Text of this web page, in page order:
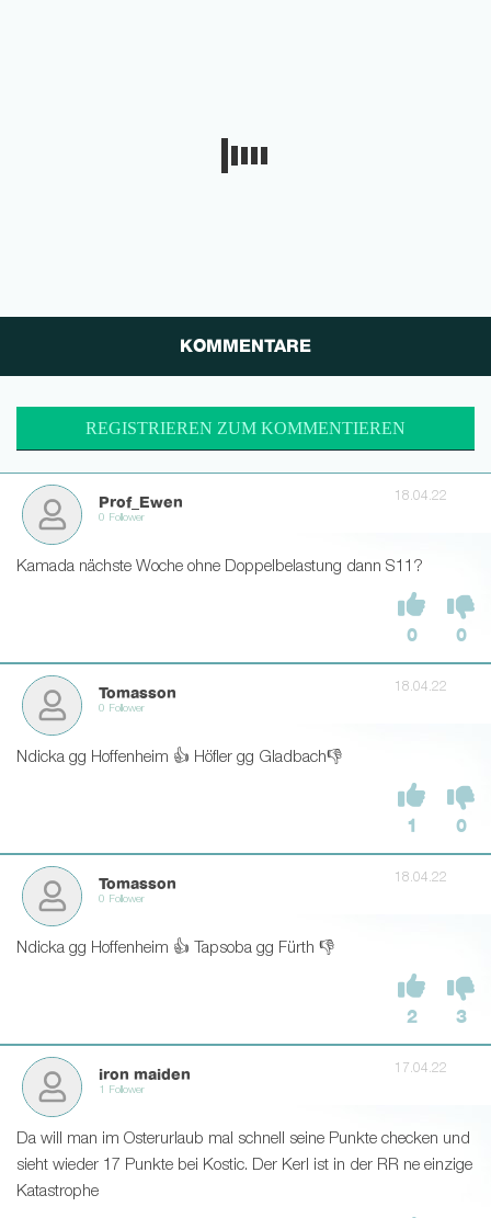
KOMMENTARE
REGISTRIEREN ZUM KOMMENTIEREN
Prof_Ewen
0 Follower
18.04.22
Kamada nächste Woche ohne Doppelbelastung dann S11?
0 0
Tomasson
0 Follower
18.04.22
Ndicka gg Hoffenheim 👍 Höfler gg Gladbach👎
1 0
Tomasson
0 Follower
18.04.22
Ndicka gg Hoffenheim 👍 Tapsoba gg Fürth 👎
2 3
iron maiden
1 Follower
17.04.22
Da will man im Osterurlaub mal schnell seine Punkte checken und
sieht wieder 17 Punkte bei Kostic. Der Kerl ist in der RR ne einzige
Katastrophe